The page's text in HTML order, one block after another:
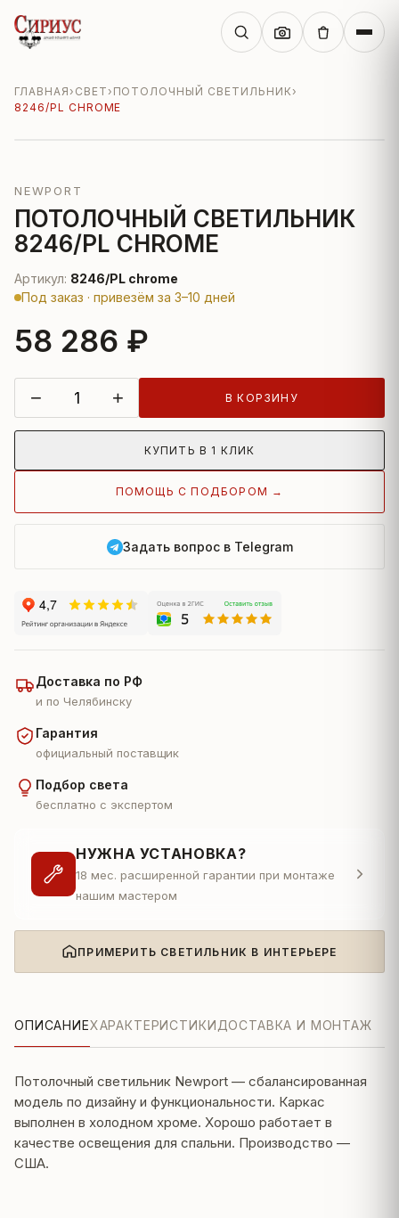
ГЛАВНАЯ› СВЕТ› ПОТОЛОЧНЫЙ СВЕТИЛЬНИК›
8246/PL CHROME
NEWPORT
ПОТОЛОЧНЫЙ СВЕТИЛЬНИК
8246/PL CHROME
Артикул: 8246/PL chrome
Под заказ · привезём за 3–10 дней
58 286 ₽
− + В КОРЗИНУ
КУПИТЬ В 1 КЛИК
ПОМОЩЬ С ПОДБОРОМ →
Задать вопрос в Telegram
Доставка по РФ
и по Челябинску
Гарантия
официальный поставщик
Подбор света
бесплатно с экспертом
НУЖНА УСТАНОВКА?
18 мес. расширенной гарантии при монтаже
нашим мастером
ПРИМЕРИТЬ СВЕТИЛЬНИК В ИНТЕРЬЕРЕ
ОПИСАНИЕХАРАКТЕРИСТИКИДОСТАВКА И МОНТАЖ
Потолочный светильник Newport — сбалансированная
модель по дизайну и функциональности. Каркас
выполнен в холодном хроме. Хорошо работает в
качестве освещения для спальни. Производство —
США.